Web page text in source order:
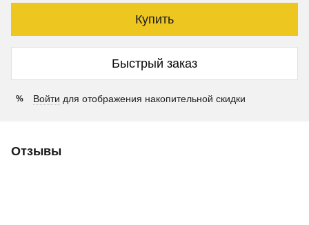
Купить
Быстрый заказ
% Войти для отображения накопительной скидки
Отзывы